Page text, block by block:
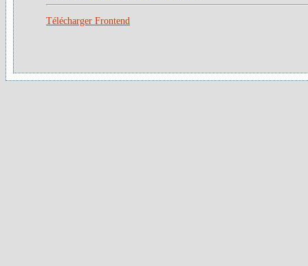
Télécharger Frontend